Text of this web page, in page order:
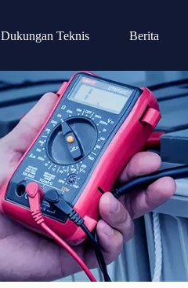
Dukungan Teknis Berita